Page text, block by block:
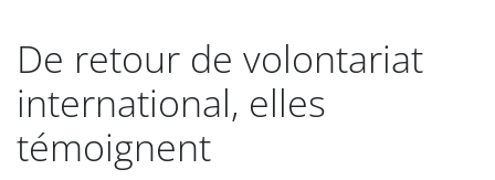
De retour de volontariat
international, elles
témoignent